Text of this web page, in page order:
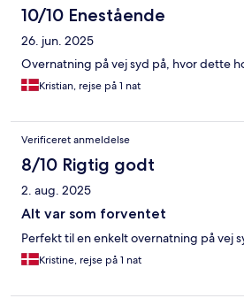
10/10 Enestående
26. jun. 2025
Overnatning på vej syd på, hvor dette
Kristian, rejse på 1 nat
Verificeret anmeldelse
8/10 Rigtig godt
2. aug. 2025
Alt var som forventet
Perfekt til en enkelt overnatning på vej
Kristine, rejse på 1 nat